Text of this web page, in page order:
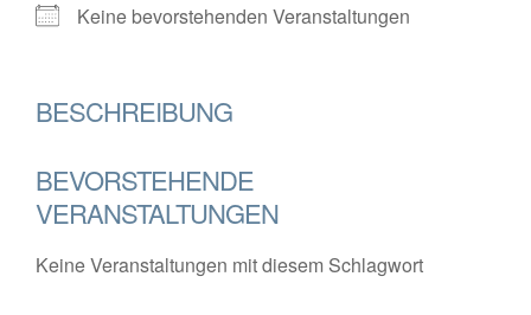
Keine bevorstehenden Veranstaltungen
BESCHREIBUNG
BEVORSTEHENDE
VERANSTALTUNGEN
Keine Veranstaltungen mit diesem Schlagwort